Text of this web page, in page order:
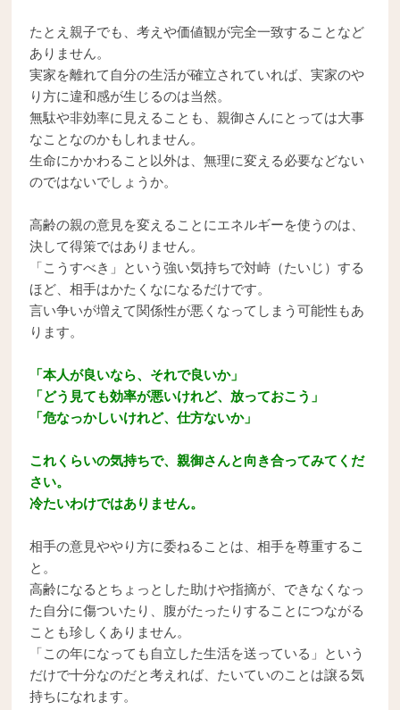
たとえ親子でも、考えや価値観が完全一致することなど
ありません。
実家を離れて自分の生活が確立されていれば、実家のや
り方に違和感が生じるのは当然。
無駄や非効率に見えることも、親御さんにとっては大事
なことなのかもしれません。
生命にかかわること以外は、無理に変える必要などない
のではないでしょうか。
高齢の親の意見を変えることにエネルギーを使うのは、
決して得策ではありません。
「こうすべき」という強い気持ちで対峙（たいじ）する
ほど、相手はかたくなになるだけです。
言い争いが増えて関係性が悪くなってしまう可能性もあ
ります。
「本人が良いなら、それで良いか」
「どう見ても効率が悪いけれど、放っておこう」
「危なっかしいけれど、仕方ないか」
これくらいの気持ちで、親御さんと向き合ってみてくだ
さい。
冷たいわけではありません。
相手の意見ややり方に委ねることは、相手を尊重するこ
と。
高齢になるとちょっとした助けや指摘が、できなくなっ
た自分に傷ついたり、腹がたったりすることにつながる
ことも珍しくありません。
「この年になっても自立した生活を送っている」という
だけで十分なのだと考えれば、たいていのことは譲る気
持ちになれます。